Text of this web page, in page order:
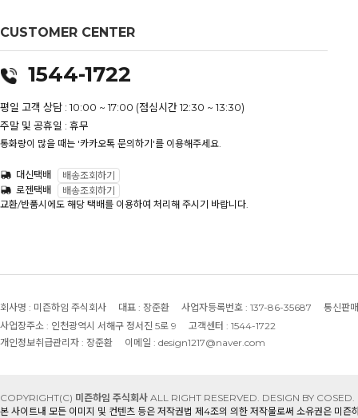
CUSTOMER CENTER
1544-1722
평일 고객 상담 : 10:00 ~ 17:00 (점심시간 12:30 ~ 13:30)
주말 및 공휴일 : 휴무
통화량이 많을 때는 '카카오톡 문의하기'를 이용해주세요.
대신택배
배송조회하기
로젠택배
배송조회하기
교환/반품시에도 해당 택배를 이용하여 처리해 주시기 바랍니다.
회사명 : 미즌하임 주식회사 대표 : 장준환 사업자등록번호 : 137-86-35687
통신판
사업장주소 : 인천광역시 서해구 정서진 5로 9 고객센터 : 1544-1722
개인정보취급관리자 : 장준환 이메일 : design1217@naver.com
COPYRIGHT(C) 미즌하임 주식회사 ALL RIGHT RESERVED. DESIGN BY COSED.
본 사이트내 모든 이미지 및 컨텐츠 등은 저작권법 제4조의 의한 저작물로써 소유권은 미